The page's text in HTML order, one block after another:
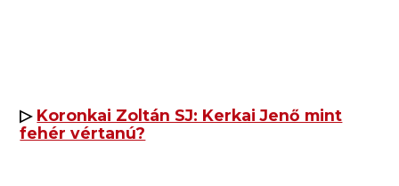
▷ Koronkai Zoltán SJ: Kerkai Jenő mint
fehér vértanú?